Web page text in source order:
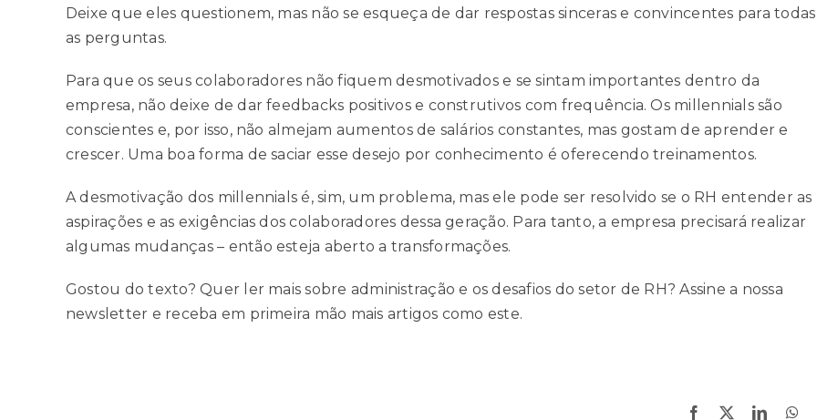
Deixe que eles questionem, mas não se esqueça de dar respostas sinceras e convincentes para todas
as perguntas.
Para que os seus colaboradores não fiquem desmotivados e se sintam importantes dentro da
empresa, não deixe de dar feedbacks positivos e construtivos com frequência. Os millennials são
conscientes e, por isso, não almejam aumentos de salários constantes, mas gostam de aprender e
crescer. Uma boa forma de saciar esse desejo por conhecimento é oferecendo treinamentos.
A desmotivação dos millennials é, sim, um problema, mas ele pode ser resolvido se o RH entender as
aspirações e as exigências dos colaboradores dessa geração. Para tanto, a empresa precisará realizar
algumas mudanças – então esteja aberto a transformações.
Gostou do texto? Quer ler mais sobre administração e os desafios do setor de RH? Assine a nossa
newsletter e receba em primeira mão mais artigos como este.
Facebook